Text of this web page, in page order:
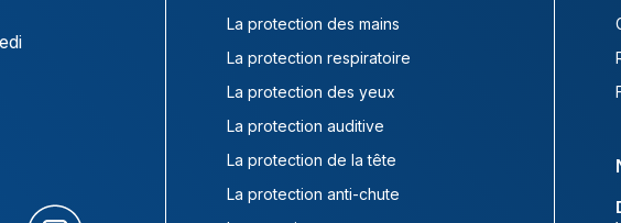
La protection des mains
La protection respiratoire
La protection des yeux
La protection auditive
La protection de la tête
La protection anti-chute